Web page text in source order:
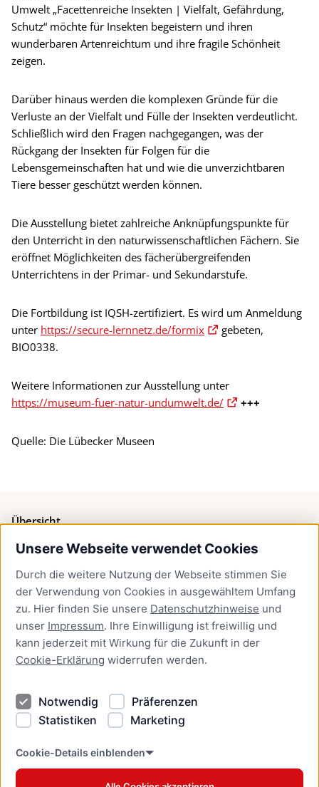
Unsere Webseite verwendet Cookies
Durch die weitere Nutzung der Webseite stimmen Sie
der Verwendung von Cookies in ausgewähltem Umfang
zu. Hier finden Sie unsere Datenschutzhinweise und
unser Impressum. Ihre Einwilligung ist freiwillig und
kann jederzeit mit Wirkung für die Zukunft in der
Cookie-Erklärung widerrufen werden.
Notwendig
Präferenzen
Statistiken
Marketing
Cookie-Details einblenden
Umwelt „Facettenreiche Insekten | Vielfalt, Gefährdung,
Schutz“ möchte für Insekten begeistern und ihren
wunderbaren Artenreichtum und ihre fragile Schönheit
zeigen.
Darüber hinaus werden die komplexen Gründe für die
Verluste an der Vielfalt und Fülle der Insekten verdeutlicht.
Schließlich wird den Fragen nachgegangen, was der
Rückgang der Insekten für Folgen für die
Lebensgemeinschaften hat und wie die unverzichtbaren
Tiere besser geschützt werden können.
Die Ausstellung bietet zahlreiche Anknüpfungspunkte für
den Unterricht in den naturwissenschaftlichen Fächern. Sie
eröffnet Möglichkeiten des fächerübergreifenden
Unterrichtens in der Primar- und Sekundarstufe.
Die Fortbildung ist IQSH-zertifiziert. Es wird um Anmeldung
unter https://secure-lernnetz.de/formix
gebeten,
BIO0338.
Weitere Informationen zur Ausstellung unter
https://museum-fuer-natur-undumwelt.de/
+++
Quelle: Die Lübecker Museen
Übersicht
Bürgerservice
Presse
Newsletter Lübeck:kompakt
Kontakt
Kontakt
Datenschutzhinweise
Barrierefreiheit
Cookie Erklärung